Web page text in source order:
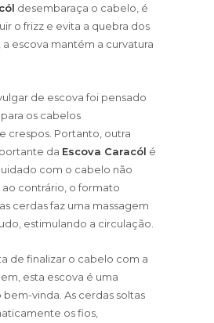
desembaraça o cabelo, é
o frizz e evita a quebra dos
a escova mantém a curvatura
de escova foi pensado
os cabelos
crespos. Portanto, outra
da Escova Caracól é
com o cabelo não
contrário, o formato
cerdas faz uma massagem
estimulando a circulação.
de finalizar o cabelo com a
esta escova é uma
vinda. As cerdas soltas
os fios,